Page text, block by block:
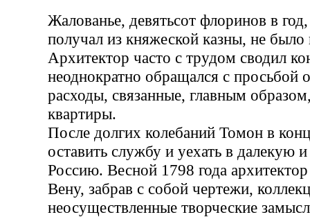
Жалованье, девятьсот флоринов в
получал из княжеской казны, не
Архитектор часто с трудом сводил
неоднократно обращался с просьбой
расходы, связанные, главным
квартиры.
После долгих колебаний Томон в
оставить службу и уехать в далекую
Россию. Весной 1798 года архитектор
Вену, забрав с собой чертежи,
неосуществленные творческие